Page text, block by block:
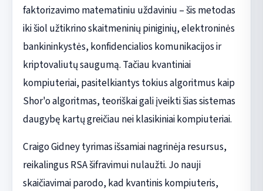
faktorizavimo matematiniu uždaviniu – šis metodas
iki šiol užtikrino skaitmeninių piniginių, elektroninės
bankininkystės, konfidencialios komunikacijos ir
kriptovaliutų saugumą. Tačiau kvantiniai
kompiuteriai, pasitelkiantys tokius algoritmus kaip
Shor'o algoritmas, teoriškai gali įveikti šias sistemas
daugybę kartų greičiau nei klasikiniai kompiuteriai.
Craigo Gidney tyrimas išsamiai nagrinėja resursus,
reikalingus RSA šifravimui nulaužti. Jo nauji
skaičiavimai parodo, kad kvantinis kompiuteris,